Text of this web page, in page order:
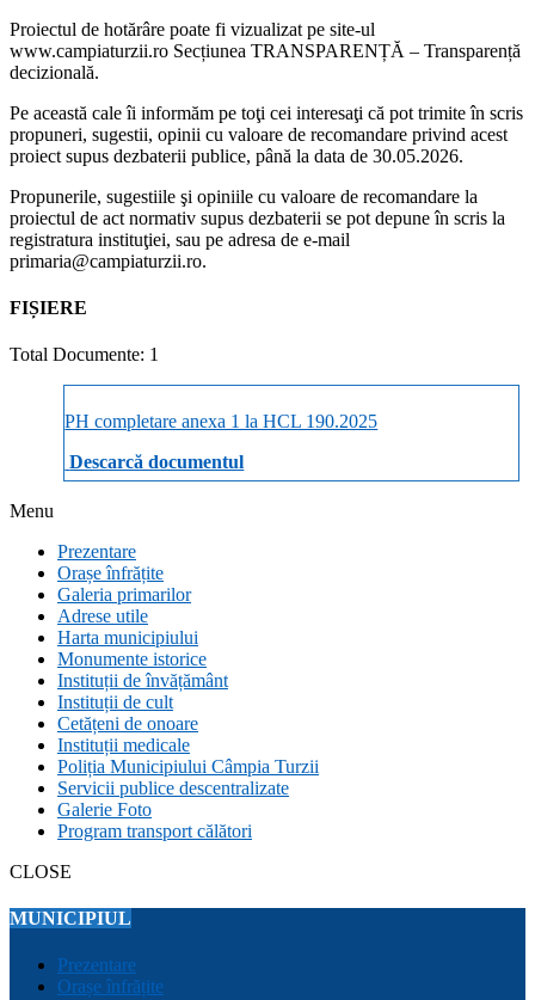
Proiectul de hotărâre poate fi vizualizat pe site-ul
www.campiaturzii.ro Secțiunea TRANSPARENȚĂ – Transparență
decizională.
Pe această cale îi informăm pe toţi cei interesaţi că pot trimite în scris
propuneri, sugestii, opinii cu valoare de recomandare privind acest
proiect supus dezbaterii publice, până la data de 30.05.2026.
Propunerile, sugestiile şi opiniile cu valoare de recomandare la
proiectul de act normativ supus dezbaterii se pot depune în scris la
registratura instituţiei, sau pe adresa de e-mail
primaria@campiaturzii.ro.
FIȘIERE
Total Documente: 1
PH completare anexa 1 la HCL 190.2025
Descarcă documentul
Menu
Prezentare
Orașe înfrățite
Galeria primarilor
Adrese utile
Harta municipiului
Monumente istorice
Instituții de învățământ
Instituții de cult
Cetățeni de onoare
Instituții medicale
Poliția Municipiului Câmpia Turzii
Servicii publice descentralizate
Galerie Foto
Program transport călători
CLOSE
MUNICIPIUL
Prezentare
Orașe înfrățite